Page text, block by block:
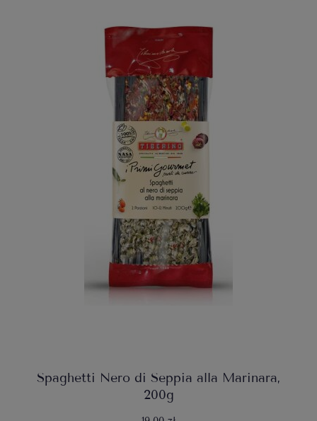
Spaghetti Nero di Seppia alla Marinara,
200g